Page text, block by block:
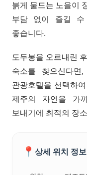
붉게 물드는 노을이
부담 없이 즐길 수
좋습니다.
도두봉을 오르내린
숙소를 찾으신다
관광호텔을 선택하
제주의 자연을 가
보내기에 최적의 장
📍 상세 위치 정보